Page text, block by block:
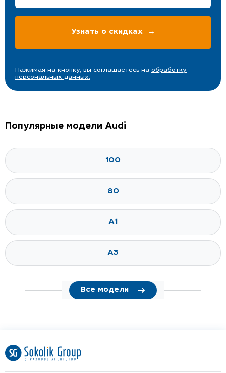
Нажимая на кнопку, вы соглашаетесь на обработку
персональных данных.
Популярные модели Audi
100
80
A1
A3
Все модели